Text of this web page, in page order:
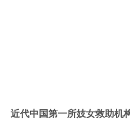
近代中国第一所妓女救助机